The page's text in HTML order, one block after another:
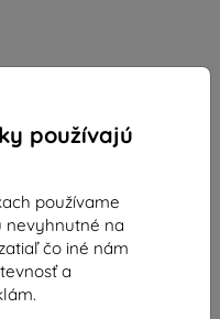
používajú
používame
nevyhnutné na
čo iné nám
a
FE